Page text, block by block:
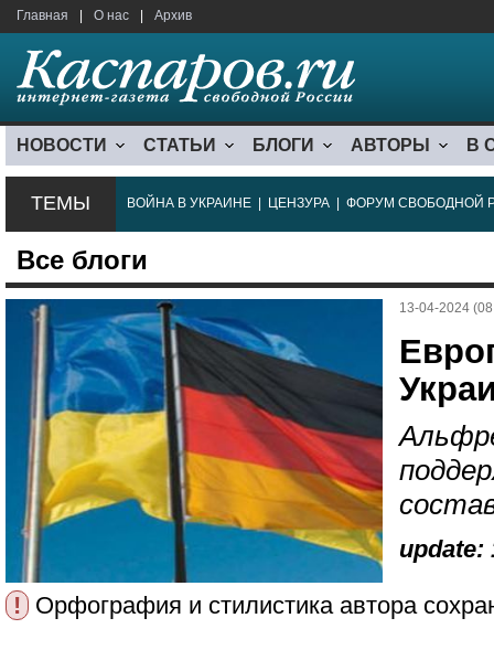
Главная О нас Архив
НОВОСТИ СТАТЬИ БЛОГИ АВТОРЫ В
ТЕМЫ ВОЙНА В УКРАИНЕ ЦЕНЗУРА ФОРУМ СВОБОДНОЙ
Все блоги
13-04-2024
update:
! Орфография и стилистика автора